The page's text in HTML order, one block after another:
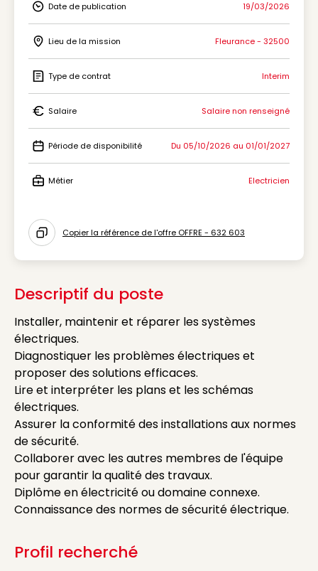
Icon Date de publication
Date de publication 19/03/2026
Icon Lieu de la mission
Lieu de la mission Fleurance - 32500
Icon Type de contrat
Type de contrat Interim
Icon Salaire
Salaire Salaire non renseigné
Icon Période de disponibilité
Période de disponibilité Du 05/10/2026 au 01/01/2027
Métier Electricien
Icon copy to clipboard
Copier la référence de l'offre OFFRE - 632 603
Descriptif du poste
Installer, maintenir et réparer les systèmes
électriques.
Diagnostiquer les problèmes électriques et
proposer des solutions efficaces.
Lire et interpréter les plans et les schémas
électriques.
Assurer la conformité des installations aux normes
de sécurité.
Collaborer avec les autres membres de l'équipe
pour garantir la qualité des travaux.
Diplôme en électricité ou domaine connexe.
Connaissance des normes de sécurité électrique.
Profil recherché